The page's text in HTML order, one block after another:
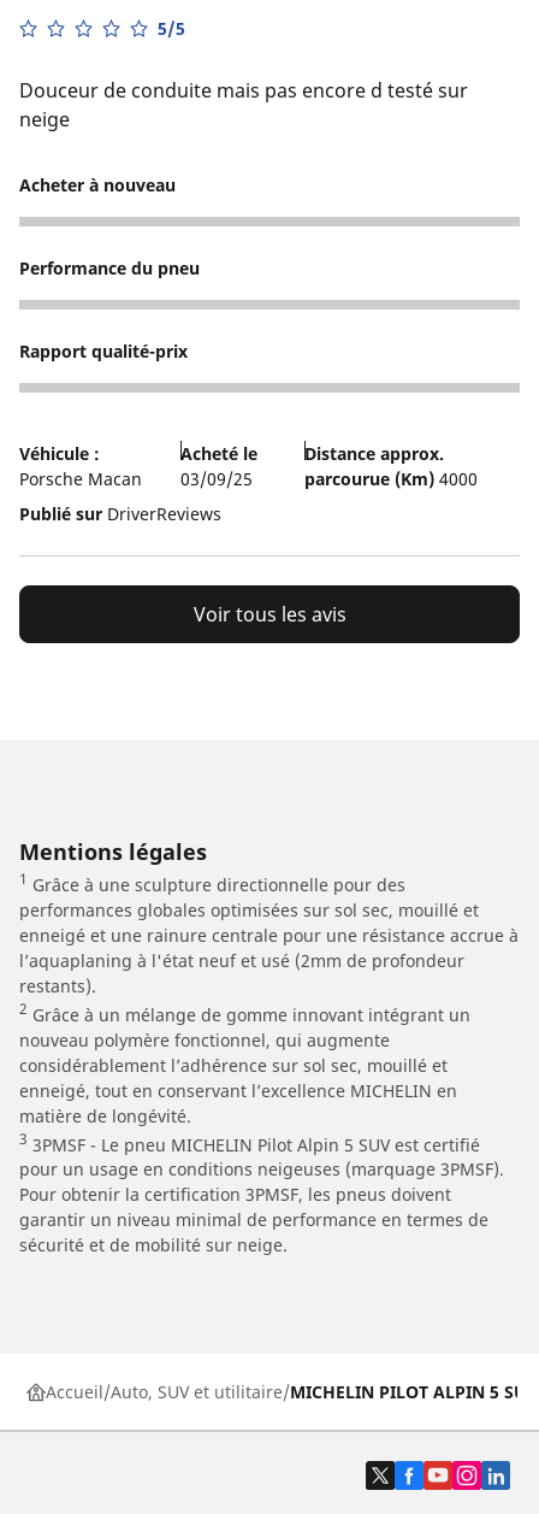
5/5
Douceur de conduite mais pas encore d testé sur
neige
Acheter à nouveau
5
Performance du pneu
5
Rapport qualité-prix
3
Véhicule :
Porsche Macan
Acheté le
03/09/25
Distance approx.
parcourue (Km)4000
Publié sur DriverReviews
Voir tous les avis
Mentions légales
1 Grâce à une sculpture directionnelle pour des
performances globales optimisées sur sol sec, mouillé et
enneigé et une rainure centrale pour une résistance accrue à
l’aquaplaning à l'état neuf et usé (2mm de profondeur
restants).
2 Grâce à un mélange de gomme innovant intégrant un
nouveau polymère fonctionnel, qui augmente
considérablement l’adhérence sur sol sec, mouillé et
enneigé, tout en conservant l’excellence MICHELIN en
matière de longévité.
3 3PMSF - Le pneu MICHELIN Pilot Alpin 5 SUV est certifié
pour un usage en conditions neigeuses (marquage 3PMSF).
Pour obtenir la certification 3PMSF, les pneus doivent
garantir un niveau minimal de performance en termes de
sécurité et de mobilité sur neige.
Accueil Auto, SUV et utilitaire MICHELIN PILOT ALPIN 5 SUV